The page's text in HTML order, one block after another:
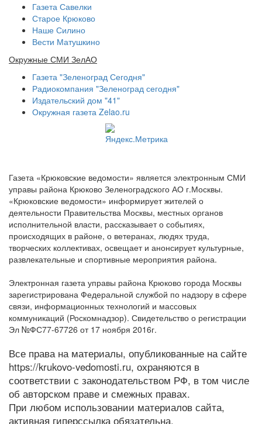
Газета Савелки
Старое Крюково
Наше Силино
Вести Матушкино
Окружные СМИ ЗелАО
Газета "Зеленоград Сегодня"
Радиокомпания "Зеленоград сегодня"
Издательский дом "41"
Окружная газета Zelao.ru
Газета «Крюковские ведомости» является электронным СМИ
управы района Крюково Зеленоградского АО г.Москвы.
«Крюковские ведомости» информирует жителей о
деятельности Правительства Москвы, местных органов
исполнительной власти, рассказывает о событиях,
происходящих в районе, о ветеранах, людях труда,
творческих коллективах, освещает и анонсирует культурные,
развлекательные и спортивные мероприятия района.
Электронная газета управы района Крюково города Москвы
зарегистрирована Федеральной службой по надзору в сфере
связи, информационных технологий и массовых
коммуникаций (Роскомнадзор). Свидетельство о регистрации
Эл №ФС77-67726 от 17 ноября 2016г.
Все права на материалы, опубликованные на сайте
https://krukovo-vedomosti.ru, охраняются в
соответствии с законодательством РФ, в том числе
об авторском праве и смежных правах.
При любом использовании материалов сайта,
активная гиперссылка обязательна.